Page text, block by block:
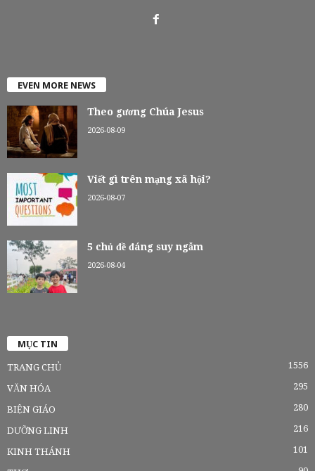
EVEN MORE NEWS
Theo gương Chúa Jesus
2026-08-09
Viết gì trên mạng xã hội?
2026-08-07
5 chủ đề đáng suy ngẫm
2026-08-04
MỤC TIN
TRANG CHỦ 1556
VĂN HÓA 295
BIỆN GIÁO 280
DƯỠNG LINH 216
KINH THÁNH 101